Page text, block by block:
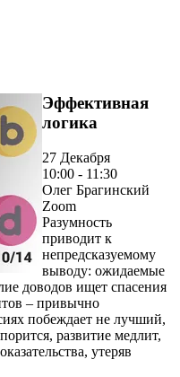
Эффективная
логика
27 Декабря
10:00 - 11:30
Олег Брагинский
Zoom
Разумность
приводит к
непредсказуемому
выводу: ожидаемые
доводов ищет спасения
– привычно
побеждает не лучший,
развитие медлит,
утеряв